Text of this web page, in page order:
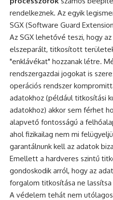
rendelkeznek. Az egyik
SGX (Software Guard
Az SGX lehetővé teszi, hogy
elszeparált, titkosított
"enklávékat" hozzanak létre.
rendszergazdai jogokat is
operációs rendszer
adatokhoz (például titkosítási
adatokhoz) akkor sem férhet
alapvető fontosságú a
ahol fizikailag nem mi
garantálnunk kell az adatok
Emellett a hardveres szintű
gondoskodik arról, hogy az
forgalom titkosítása ne
A védelem tehát nem